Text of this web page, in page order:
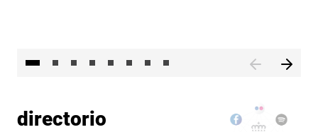
directorio